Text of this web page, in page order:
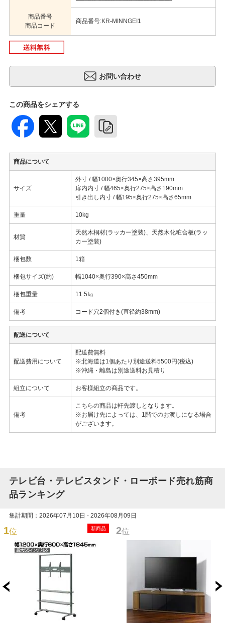
商品番号
商品コード
商品番号:KR-MINNGEI1
この商品をシェアする
商品について
サイズ
外寸 / 幅1000×奥行345×高さ395mm
扉内内寸 / 幅465×奥行275×高さ190mm
引き出し内寸 / 幅195×奥行275×高さ65mm
重量 10kg
材質
天然木桐材(ラッカー塗装)、天然木化粧合板(ラッ
カー塗装)
梱包数 1箱
梱包サイズ(約) 幅1040×奥行390×高さ450mm
梱包重量 11.5㎏
備考 コード穴2個付き(直径約38mm)
配送について
配送費用について
配送費無料
※北海道は1個あたり別途送料5500円(税込)
※沖縄・離島は別途送料お見積り
組立について お客様組立の商品です。
備考
こちらの商品は軒先渡しとなります。
※お届け先によっては、1階でのお渡しになる場合
がございます。
テレビ台・テレビスタンド・ローボード売れ筋商
品ランキング
集計期間：2026年07月10日 - 2026年08月09日
1位 新商品 2位